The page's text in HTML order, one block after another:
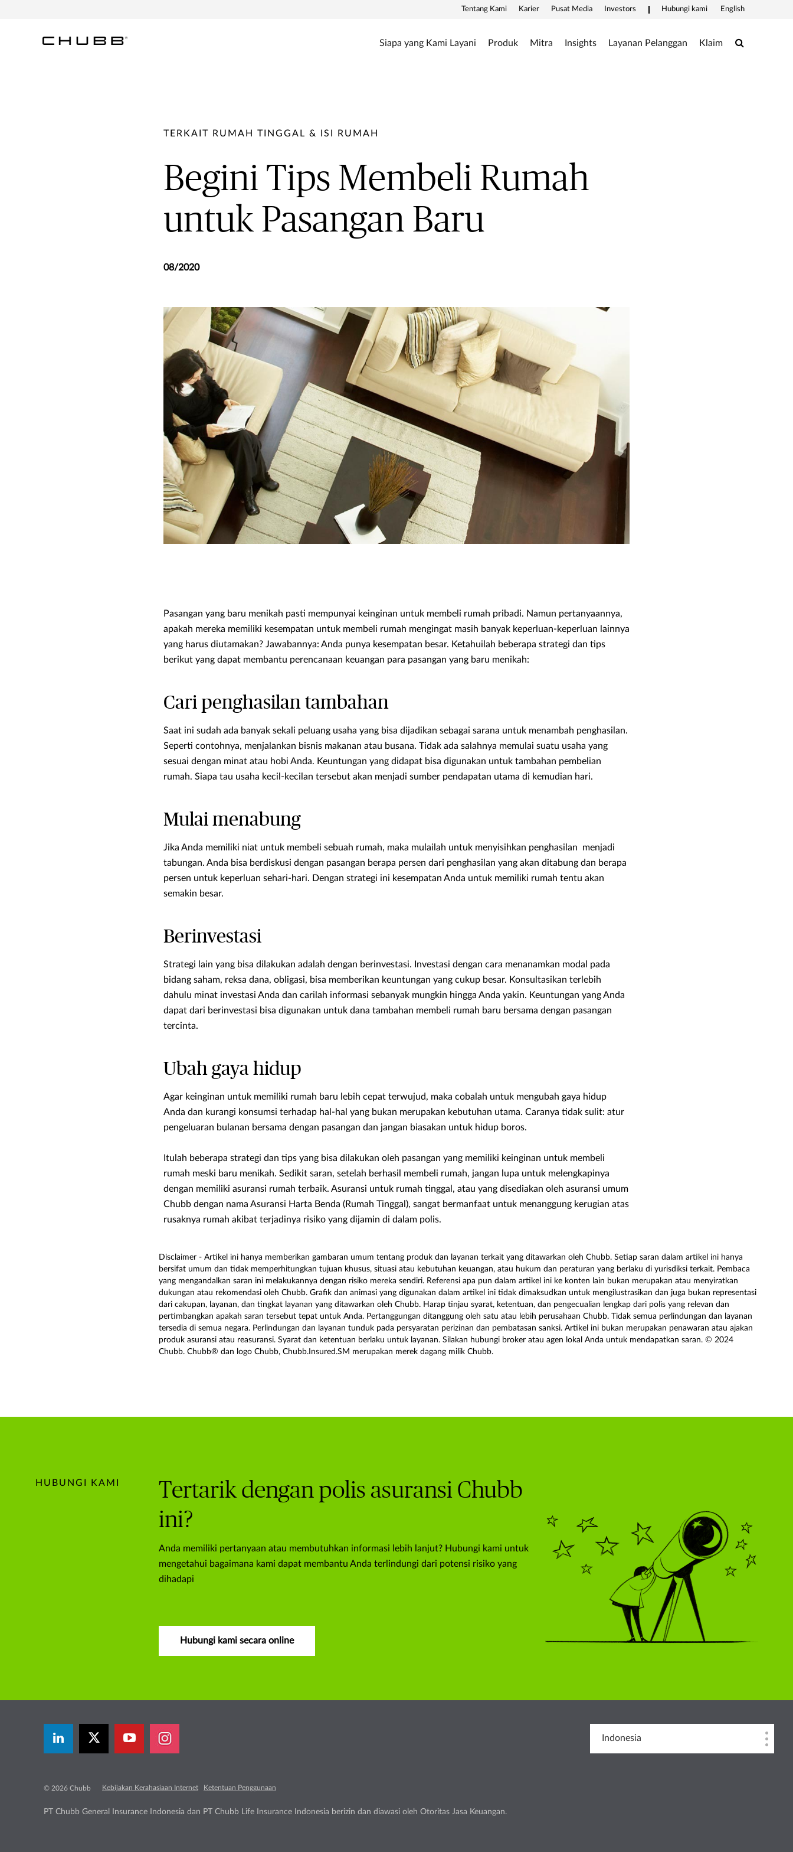
Tentang Kami Karier Pusat Media Investors Hubungi kami English
Siapa yang Kami Layani Produk Mitra Insights Layanan Pelanggan Klaim Search
TERKAIT RUMAH TINGGAL & ISI RUMAH
Begini Tips Membeli Rumah
untuk Pasangan Baru
08/2020
Pasangan yang baru menikah pasti mempunyai keinginan untuk membeli rumah pribadi. Namun pertanyaannya,
apakah mereka memiliki kesempatan untuk membeli rumah mengingat masih banyak keperluan-keperluan lainnya
yang harus diutamakan? Jawabannya: Anda punya kesempatan besar. Ketahuilah beberapa strategi dan tips
berikut yang dapat membantu perencanaan keuangan para pasangan yang baru menikah:
Cari penghasilan tambahan
Saat ini sudah ada banyak sekali peluang usaha yang bisa dijadikan sebagai sarana untuk menambah penghasilan.
Seperti contohnya, menjalankan bisnis makanan atau busana. Tidak ada salahnya memulai suatu usaha yang
sesuai dengan minat atau hobi Anda. Keuntungan yang didapat bisa digunakan untuk tambahan pembelian
rumah. Siapa tau usaha kecil-kecilan tersebut akan menjadi sumber pendapatan utama di kemudian hari.
Mulai menabung
Jika Anda memiliki niat untuk membeli sebuah rumah, maka mulailah untuk menyisihkan penghasilan menjadi
tabungan. Anda bisa berdiskusi dengan pasangan berapa persen dari penghasilan yang akan ditabung dan berapa
persen untuk keperluan sehari-hari. Dengan strategi ini kesempatan Anda untuk memiliki rumah tentu akan
semakin besar.
Berinvestasi
Strategi lain yang bisa dilakukan adalah dengan berinvestasi. Investasi dengan cara menanamkan modal pada
bidang saham, reksa dana, obligasi, bisa memberikan keuntungan yang cukup besar. Konsultasikan terlebih
dahulu minat investasi Anda dan carilah informasi sebanyak mungkin hingga Anda yakin. Keuntungan yang Anda
dapat dari berinvestasi bisa digunakan untuk dana tambahan membeli rumah baru bersama dengan pasangan
tercinta.
Ubah gaya hidup
Agar keinginan untuk memiliki rumah baru lebih cepat terwujud, maka cobalah untuk mengubah gaya hidup
Anda dan kurangi konsumsi terhadap hal-hal yang bukan merupakan kebutuhan utama. Caranya tidak sulit: atur
pengeluaran bulanan bersama dengan pasangan dan jangan biasakan untuk hidup boros.
Itulah beberapa strategi dan tips yang bisa dilakukan oleh pasangan yang memiliki keinginan untuk membeli
rumah meski baru menikah. Sedikit saran, setelah berhasil membeli rumah, jangan lupa untuk melengkapinya
dengan memiliki asuransi rumah terbaik. Asuransi untuk rumah tinggal, atau yang disediakan oleh asuransi umum
Chubb dengan nama Asuransi Harta Benda (Rumah Tinggal), sangat bermanfaat untuk menanggung kerugian atas
rusaknya rumah akibat terjadinya risiko yang dijamin di dalam polis.
Disclaimer - Artikel ini hanya memberikan gambaran umum tentang produk dan layanan terkait yang ditawarkan oleh Chubb. Setiap saran dalam artikel ini hanya
bersifat umum dan tidak memperhitungkan tujuan khusus, situasi atau kebutuhan keuangan, atau hukum dan peraturan yang berlaku di yurisdiksi terkait. Pembaca
yang mengandalkan saran ini melakukannya dengan risiko mereka sendiri. Referensi apa pun dalam artikel ini ke konten lain bukan merupakan atau menyiratkan
dukungan atau rekomendasi oleh Chubb. Grafik dan animasi yang digunakan dalam artikel ini tidak dimaksudkan untuk mengilustrasikan dan juga bukan representasi
dari cakupan, layanan, dan tingkat layanan yang ditawarkan oleh Chubb. Harap tinjau syarat, ketentuan, dan pengecualian lengkap dari polis yang relevan dan
pertimbangkan apakah saran tersebut tepat untuk Anda. Pertanggungan ditanggung oleh satu atau lebih perusahaan Chubb. Tidak semua perlindungan dan layanan
tersedia di semua negara. Perlindungan dan layanan tunduk pada persyaratan perizinan dan pembatasan sanksi. Artikel ini bukan merupakan penawaran atau ajakan
produk asuransi atau reasuransi. Syarat dan ketentuan berlaku untuk layanan. Silakan hubungi broker atau agen lokal Anda untuk mendapatkan saran. © 2024
Chubb. Chubb® dan logo Chubb, Chubb.Insured.SM merupakan merek dagang milik Chubb.
HUBUNGI KAMI
Tertarik dengan polis asuransi Chubb
ini?
Anda memiliki pertanyaan atau membutuhkan informasi lebih lanjut? Hubungi kami untuk
mengetahui bagaimana kami dapat membantu Anda terlindungi dari potensi risiko yang
dihadapi
Hubungi kami secara online
Indonesia
© 2026 Chubb Kebijakan Kerahasiaan Internet Ketentuan Penggunaan
PT Chubb General Insurance Indonesia dan PT Chubb Life Insurance Indonesia berizin dan diawasi oleh Otoritas Jasa Keuangan.